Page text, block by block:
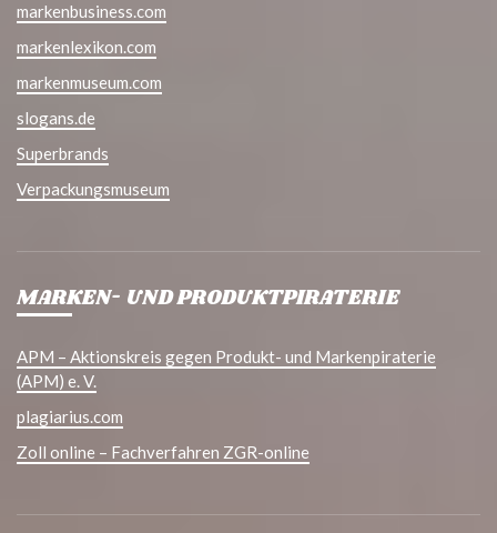
markenbusiness.com
markenlexikon.com
markenmuseum.com
slogans.de
Superbrands
Verpackungsmuseum
MARKEN- UND PRODUKTPIRATERIE
APM – Aktionskreis gegen Produkt- und Markenpiraterie
(APM) e. V.
plagiarius.com
Zoll online – Fachverfahren ZGR-online